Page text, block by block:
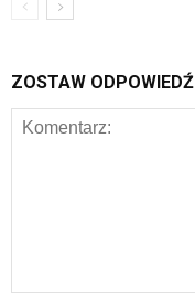
ZOSTAW ODPOWIEDŹ